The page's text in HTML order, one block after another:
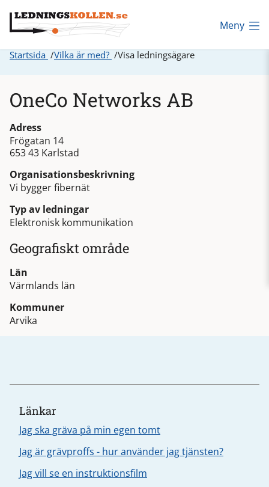
Meny
Startsida Vilka är med? Visa ledningsägare
OneCo Networks AB
Adress
Frögatan 14
653 43 Karlstad
Organisationsbeskrivning
Vi bygger fibernät
Typ av ledningar
Elektronisk kommunikation
Geografiskt område
Län
Värmlands län
Kommuner
Arvika
Länkar
Jag ska gräva på min egen tomt
Jag är grävproffs - hur använder jag tjänsten?
Jag vill se en instruktionsfilm